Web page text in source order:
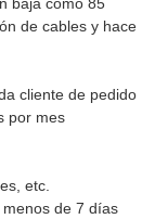
baja como 85
de cables y hace
cliente de pedido
por mes
etc.
de 7 días